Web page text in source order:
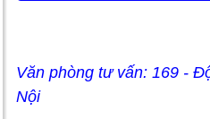
Văn phòng tư vấn: 169 -
Nội